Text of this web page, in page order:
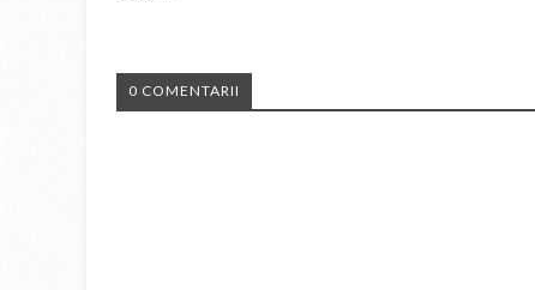
0 COMENTARII